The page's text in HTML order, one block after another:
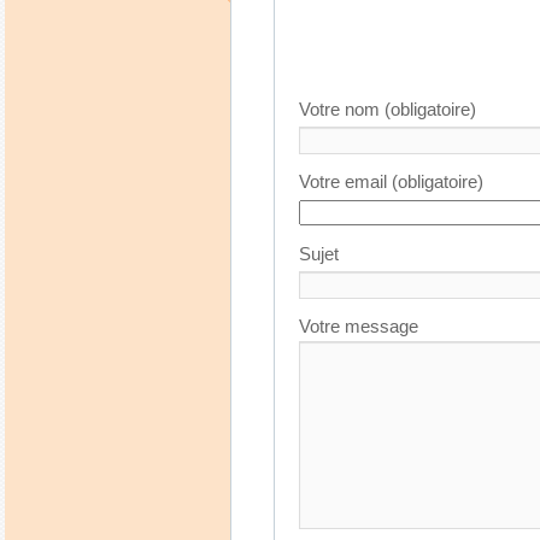
Votre nom (obligatoire)
Votre email (obligatoire)
Sujet
Votre message